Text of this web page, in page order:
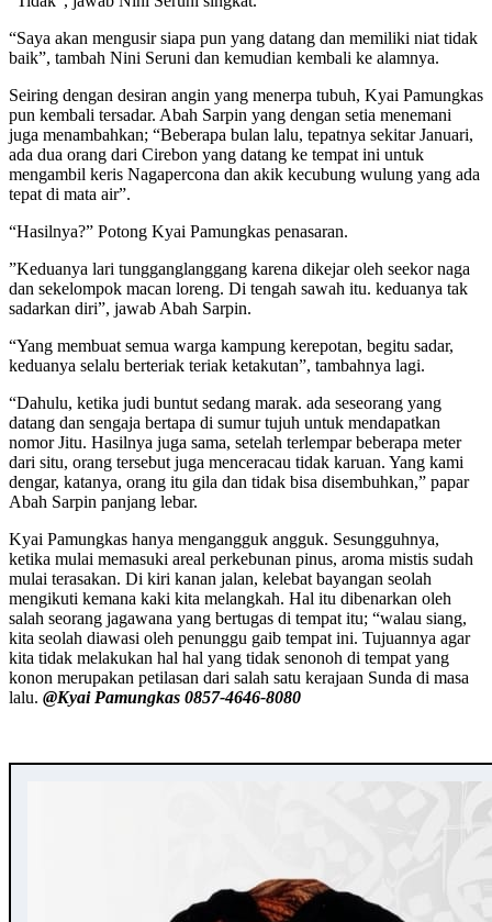
“Saya akan mengusir siapa pun yang datang dan memiliki niat tidak
baik”, tambah Nini Seruni dan kemudian kembali ke alamnya.
Seiring dengan desiran angin yang menerpa tubuh, Kyai Pamungkas
pun kembali tersadar. Abah Sarpin yang dengan setia menemani
juga menambahkan; “Beberapa bulan lalu, tepatnya sekitar Januari,
ada dua orang dari Cirebon yang datang ke tempat ini untuk
mengambil keris Nagapercona dan akik kecubung wulung yang ada
tepat di mata air”.
“Hasilnya?” Potong Kyai Pamungkas penasaran.
”Keduanya lari tungganglanggang karena dikejar oleh seekor naga
dan sekelompok macan loreng. Di tengah sawah itu. keduanya tak
sadarkan diri”, jawab Abah Sarpin.
“Yang membuat semua warga kampung kerepotan, begitu sadar,
keduanya selalu berteriak teriak ketakutan”, tambahnya lagi.
“Dahulu, ketika judi buntut sedang marak. ada seseorang yang
datang dan sengaja bertapa di sumur tujuh untuk mendapatkan
nomor Jitu. Hasilnya juga sama, setelah terlempar beberapa meter
dari situ, orang tersebut juga menceracau tidak karuan. Yang kami
dengar, katanya, orang itu gila dan tidak bisa disembuhkan,” papar
Abah Sarpin panjang lebar.
Kyai Pamungkas hanya mengangguk angguk. Sesungguhnya,
ketika mulai memasuki areal perkebunan pinus, aroma mistis sudah
mulai terasakan. Di kiri kanan jalan, kelebat bayangan seolah
mengikuti kemana kaki kita melangkah. Hal itu dibenarkan oleh
salah seorang jagawana yang bertugas di tempat itu; “walau siang,
kita seolah diawasi oleh penunggu gaib tempat ini. Tujuannya agar
kita tidak melakukan hal hal yang tidak senonoh di tempat yang
konon merupakan petilasan dari salah satu kerajaan Sunda di masa
lalu. @Kyai Pamungkas 0857-4646-8080